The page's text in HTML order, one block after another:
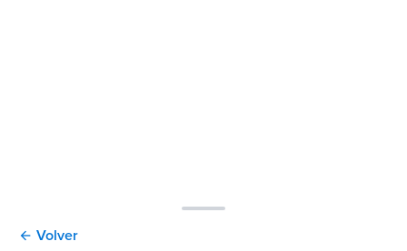
arrow_back Volver